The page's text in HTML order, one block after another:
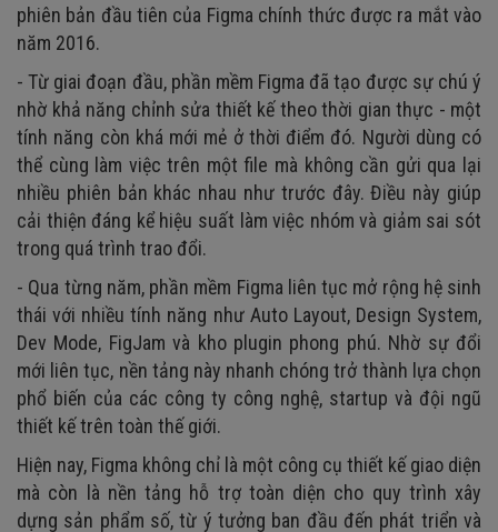
phiên bản đầu tiên của Figma chính thức được ra mắt vào
năm 2016.
- Từ giai đoạn đầu, phần mềm Figma đã tạo được sự chú ý
nhờ khả năng chỉnh sửa thiết kế theo thời gian thực - một
tính năng còn khá mới mẻ ở thời điểm đó. Người dùng có
thể cùng làm việc trên một file mà không cần gửi qua lại
nhiều phiên bản khác nhau như trước đây. Điều này giúp
cải thiện đáng kể hiệu suất làm việc nhóm và giảm sai sót
trong quá trình trao đổi.
- Qua từng năm, phần mềm Figma liên tục mở rộng hệ sinh
thái với nhiều tính năng như Auto Layout, Design System,
Dev Mode, FigJam và kho plugin phong phú. Nhờ sự đổi
mới liên tục, nền tảng này nhanh chóng trở thành lựa chọn
phổ biến của các công ty công nghệ, startup và đội ngũ
thiết kế trên toàn thế giới.
Hiện nay, Figma không chỉ là một công cụ thiết kế giao diện
mà còn là nền tảng hỗ trợ toàn diện cho quy trình xây
dựng sản phẩm số, từ ý tưởng ban đầu đến phát triển và